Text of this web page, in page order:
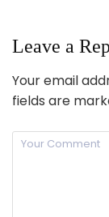
Leave a
Your email
fields are